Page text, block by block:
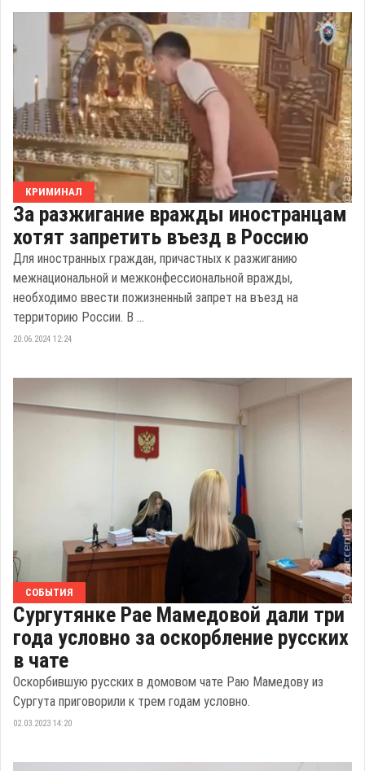
КРИМИНАЛ
За разжигание вражды иностранцам
хотят запретить въезд в Россию
Для иностранных граждан, причастных к разжиганию
межнациональной и межконфессиональной вражды,
необходимо ввести пожизненный запрет на въезд на
территорию России. В ...
20.06.2024 12:24
СОБЫТИЯ
Сургутянке Рае Мамедовой дали три
года условно за оскорбление русских
в чате
Оскорбившую русских в домовом чате Раю Мамедову из
Сургута приговорили к трем годам условно.
02.03.2023 14:20